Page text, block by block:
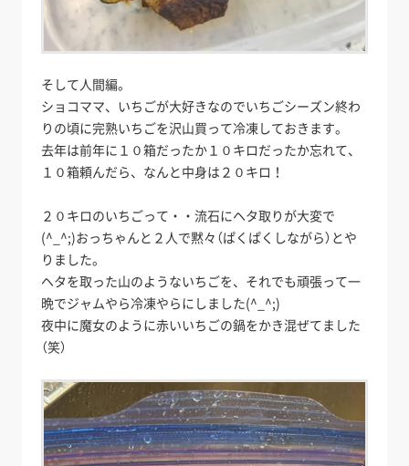
そして人間編。
ショコママ、いちごが大好きなのでいちごシーズン終わ
りの頃に完熟いちごを沢山買って冷凍しておきます。
去年は前年に１０箱だったか１０キロだったか忘れて、
１０箱頼んだら、なんと中身は２０キロ！
２０キロのいちごって・・流石にヘタ取りが大変で
(^_^;)おっちゃんと２人で黙々（ぱくぱくしながら）とや
りました。
ヘタを取った山のようないちごを、それでも頑張って一
晩でジャムやら冷凍やらにしました(^_^;)
夜中に魔女のように赤いいちごの鍋をかき混ぜてました
（笑）